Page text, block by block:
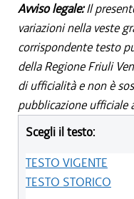
Avviso legale:Il
variazioni nella veste
corrispondente testo
della Regione Friuli
di ufficialità e non è
pubblicazione ufficiale
Scegli il testo:
TESTO VIGENTE
TESTO STORICO